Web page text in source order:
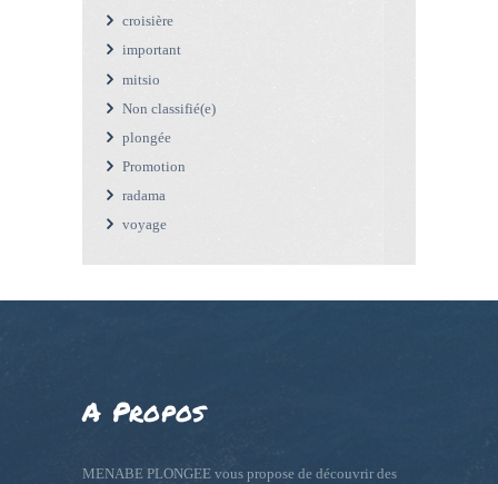
croisière
important
mitsio
Non classifié(e)
plongée
Promotion
radama
voyage
A Propos
MENABE PLONGEE vous propose de découvrir des